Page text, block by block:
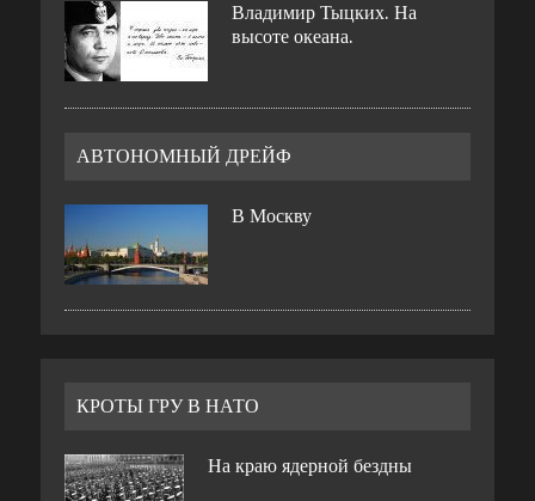
Владимир Тыцких. На
высоте океана.
АВТОНОМНЫЙ ДРЕЙФ
В Москву
КРОТЫ ГРУ В НАТО
На краю ядерной бездны